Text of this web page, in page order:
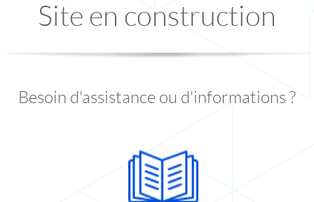
Site en construction
Besoin d'assistance ou d'informations ?